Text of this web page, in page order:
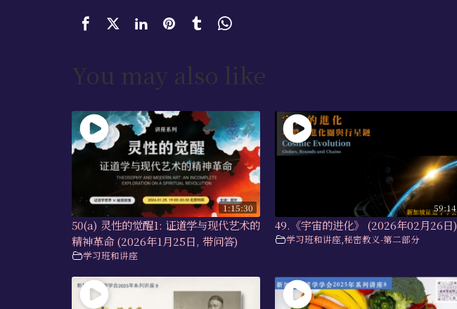
You may also like
1:15:30
50(a) 灵性的觉醒1: 证道学与现代艺术的
精神革命 (2026年1月25日, 带问答)
学习班和讲座
59:14
49.《宇宙的进化》 (2026年02月26日)
学习班和讲座,秘密教义-第二部分